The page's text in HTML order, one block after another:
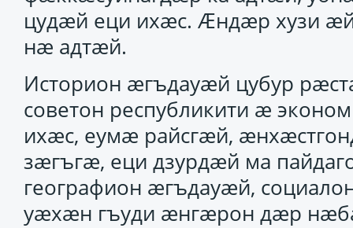
цудӕй еци ихӕс. Ӕндӕр хузи
нӕ адтӕй.
Историон ӕгъдауӕй цубур
советон республикити ӕ
ихӕс, еумӕ райсгӕй,
зӕгъгӕ, еци дзурдӕй ма
географион ӕгъдауӕй,
уӕхӕн гъуди ӕнгӕрон дӕр